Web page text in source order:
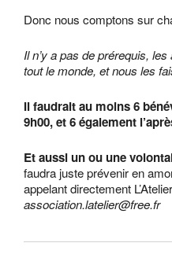
Donc nous comptons sur
Il n’y a pas de prérequis,
tout le monde, et nous les
Il faudrait au moins 6
9h00, et 6 également
Et aussi un ou une
faudra juste prévenir en
appelant directement
association.latelier@free.fr